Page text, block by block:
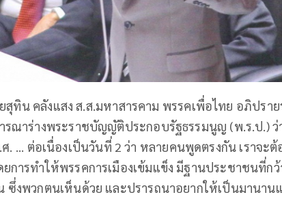
ทิน คลังแสง ส.ส.มหาสารคาม พรรคเพื่อไทย อภิปราย
รณาร่างพระราชบัญญัติประกอบรัฐธรรมนูญ (พ.ร.ป.) ว่
. ... ต่อเนื่องเป็นวันที่ 2 ว่า หลายคนพูดตรงกัน เราจะต้
การทำให้พรรคการเมืองเข้มแข็ง มีฐานประชาชนที่กว้
ซึ่งพวกตนเห็นด้วย และปรารถนาอยากให้เป็นมานาน